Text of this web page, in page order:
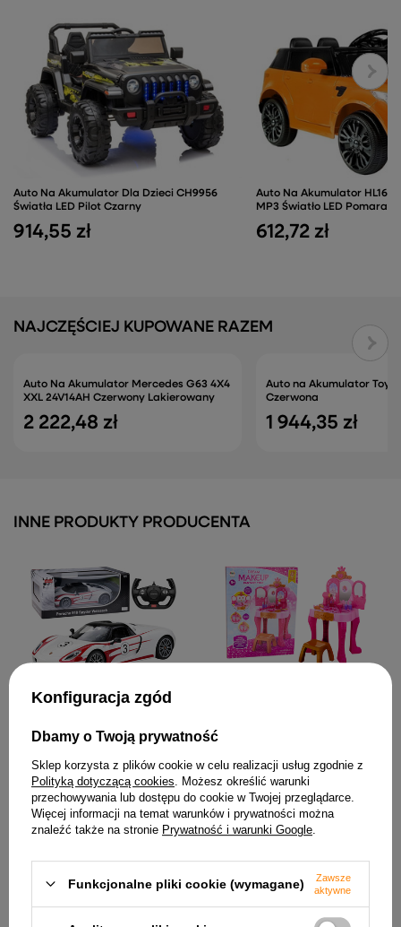
Auto Na Akumulator Dla Dzieci CH9956
Światła LED Pilot Czarny
914,55 zł
Auto Na Akumulator
MP3 Światło LED
612,72 zł
NAJCZĘŚCIEJ KUPOWANE RAZEM
Auto Na Akumulator Mercedes G63 4X4
XXL 24V14AH Czerwony Lakierowany
2 222,48 zł
Auto na Akumulator
Czerwona
1 944,35 zł
INNE PRODUKTY PRODUCENTA
Performance Zdalnie
1:14
138,94 zł
Konfiguracja zgód
Dbamy o Twoją prywatność
Sklep korzysta z plików cookie w celu realizacji usług zgodnie z
Polityką dotyczącą cookies . Możesz określić warunki
przechowywania lub dostępu do cookie w Twojej przeglądarce.
Więcej informacji na temat warunków i prywatności można
znaleźć także na stronie Prywatność i warunki Google
Funkcjonalne pliki cookie (wymagane)
Zawsze
aktywne